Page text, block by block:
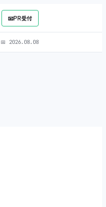
📧PR受付
📅 2026.08.08